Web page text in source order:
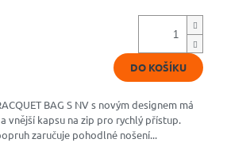
DO KOŠÍKU
BAG S NV s novým designem má
vnější kapsu na zip pro rychlý přístup.
zaručuje pohodlné nošení...